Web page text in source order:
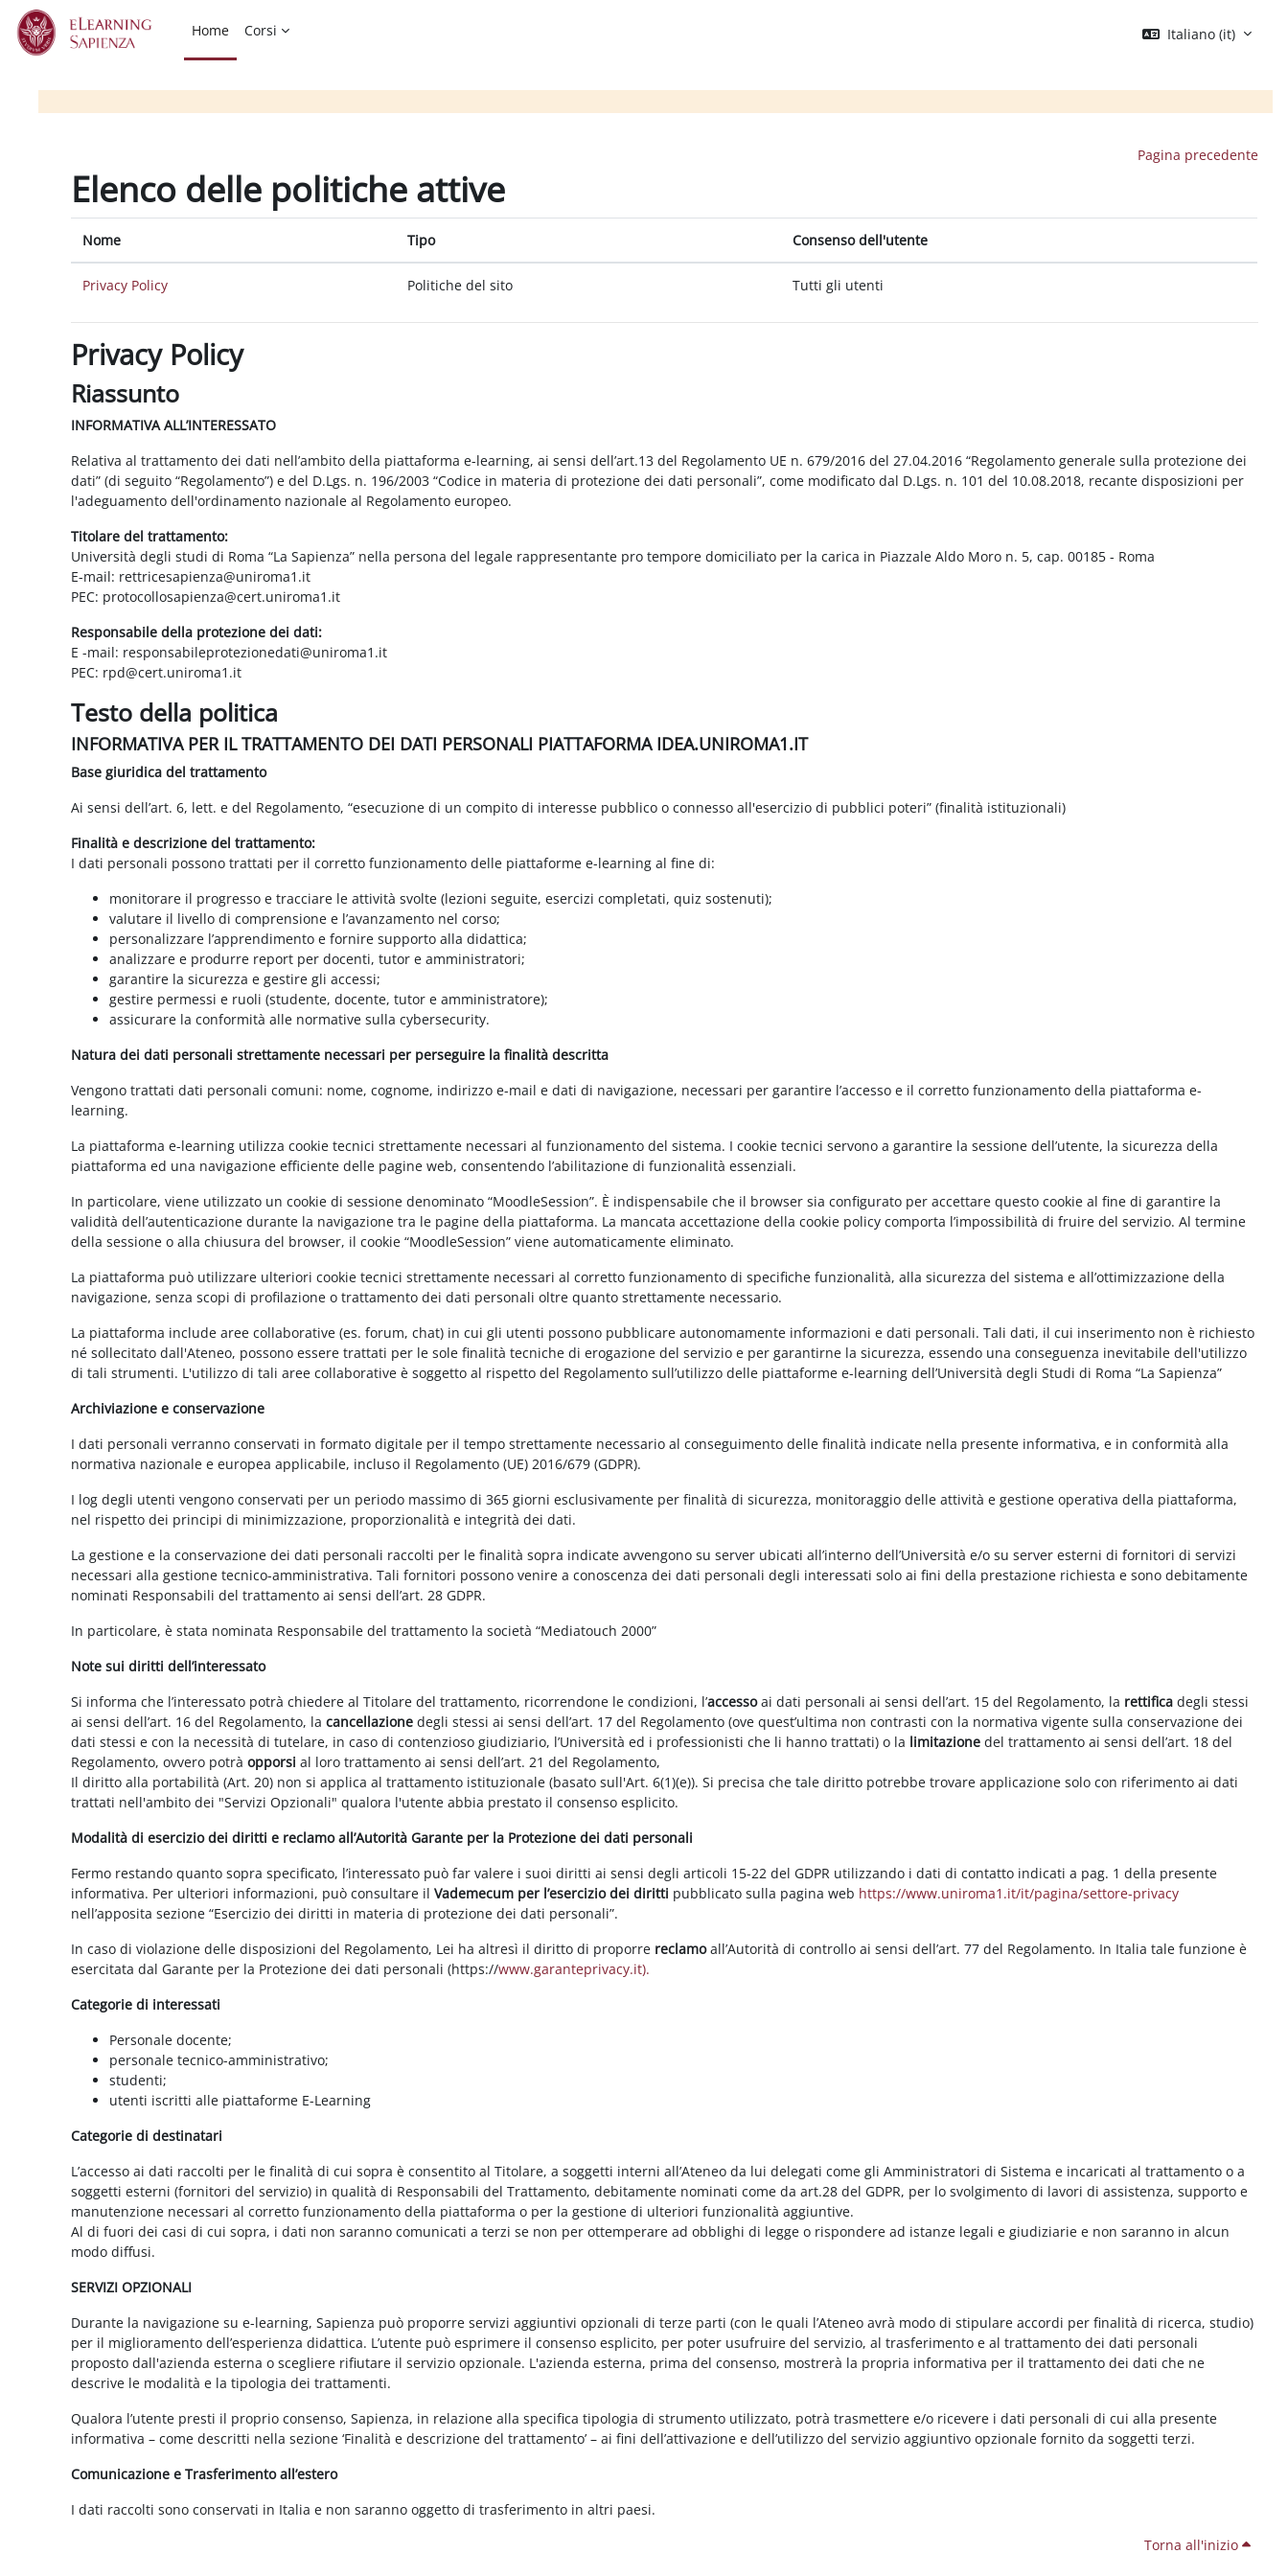
Vai al contenuto principale
Home
Corsi Italiano ‎(it)‎
Pagina precedente
Elenco delle politiche attive
Nome Tipo Consenso dell'utente
Privacy Policy Politiche del sito Tutti gli utenti
Privacy Policy
Riassunto
INFORMATIVA ALL’INTERESSATO
Relativa al trattamento dei dati nell’ambito della piattaforma e-learning, ai sensi dell’art.13 del Regolamento UE n. 679/2016 del 27.04.2016 “Regolamento generale sulla protezione dei
dati” (di seguito “Regolamento”) e del D.Lgs. n. 196/2003 “Codice in materia di protezione dei dati personali”, come modificato dal D.Lgs. n. 101 del 10.08.2018, recante disposizioni per
l'adeguamento dell'ordinamento nazionale al Regolamento europeo.
Titolare del trattamento:
Università degli studi di Roma “La Sapienza” nella persona del legale rappresentante pro tempore domiciliato per la carica in Piazzale Aldo Moro n. 5, cap. 00185 - Roma
E-mail: rettricesapienza@uniroma1.it
PEC: protocollosapienza@cert.uniroma1.it
Responsabile della protezione dei dati:
E -mail: responsabileprotezionedati@uniroma1.it
PEC: rpd@cert.uniroma1.it
Testo della politica
INFORMATIVA PER IL TRATTAMENTO DEI DATI PERSONALI PIATTAFORMA IDEA.UNIROMA1.IT
Base giuridica del trattamento
Ai sensi dell’art. 6, lett. e del Regolamento, “esecuzione di un compito di interesse pubblico o connesso all'esercizio di pubblici poteri” (finalità istituzionali)
Finalità e descrizione del trattamento:
I dati personali possono trattati per il corretto funzionamento delle piattaforme e-learning al fine di:
monitorare il progresso e tracciare le attività svolte (lezioni seguite, esercizi completati, quiz sostenuti);
valutare il livello di comprensione e l’avanzamento nel corso;
personalizzare l’apprendimento e fornire supporto alla didattica;
analizzare e produrre report per docenti, tutor e amministratori;
garantire la sicurezza e gestire gli accessi;
gestire permessi e ruoli (studente, docente, tutor e amministratore);
assicurare la conformità alle normative sulla cybersecurity.
Natura dei dati personali strettamente necessari per perseguire la finalità descritta
Vengono trattati dati personali comuni: nome, cognome, indirizzo e-mail e dati di navigazione, necessari per garantire l’accesso e il corretto funzionamento della piattaforma e-
learning.
La piattaforma e-learning utilizza cookie tecnici strettamente necessari al funzionamento del sistema. I cookie tecnici servono a garantire la sessione dell’utente, la sicurezza della
piattaforma ed una navigazione efficiente delle pagine web, consentendo l’abilitazione di funzionalità essenziali.
In particolare, viene utilizzato un cookie di sessione denominato “MoodleSession”. È indispensabile che il browser sia configurato per accettare questo cookie al fine di garantire la
validità dell’autenticazione durante la navigazione tra le pagine della piattaforma. La mancata accettazione della cookie policy comporta l’impossibilità di fruire del servizio. Al termine
della sessione o alla chiusura del browser, il cookie “MoodleSession” viene automaticamente eliminato.
La piattaforma può utilizzare ulteriori cookie tecnici strettamente necessari al corretto funzionamento di specifiche funzionalità, alla sicurezza del sistema e all’ottimizzazione della
navigazione, senza scopi di profilazione o trattamento dei dati personali oltre quanto strettamente necessario.
La piattaforma include aree collaborative (es. forum, chat) in cui gli utenti possono pubblicare autonomamente informazioni e dati personali. Tali dati, il cui inserimento non è richiesto
né sollecitato dall'Ateneo, possono essere trattati per le sole finalità tecniche di erogazione del servizio e per garantirne la sicurezza, essendo una conseguenza inevitabile dell'utilizzo
di tali strumenti. L'utilizzo di tali aree collaborative è soggetto al rispetto del Regolamento sull’utilizzo delle piattaforme e-learning dell’Università degli Studi di Roma “La Sapienza”
Archiviazione e conservazione
I dati personali verranno conservati in formato digitale per il tempo strettamente necessario al conseguimento delle finalità indicate nella presente informativa, e in conformità alla
normativa nazionale e europea applicabile, incluso il Regolamento (UE) 2016/679 (GDPR).
I log degli utenti vengono conservati per un periodo massimo di 365 giorni esclusivamente per finalità di sicurezza, monitoraggio delle attività e gestione operativa della piattaforma,
nel rispetto dei principi di minimizzazione, proporzionalità e integrità dei dati.
La gestione e la conservazione dei dati personali raccolti per le finalità sopra indicate avvengono su server ubicati all’interno dell’Università e/o su server esterni di fornitori di servizi
necessari alla gestione tecnico-amministrativa. Tali fornitori possono venire a conoscenza dei dati personali degli interessati solo ai fini della prestazione richiesta e sono debitamente
nominati Responsabili del trattamento ai sensi dell’art. 28 GDPR.
In particolare, è stata nominata Responsabile del trattamento la società “Mediatouch 2000”
Note sui diritti dell’interessato
Si informa che l’interessato potrà chiedere al Titolare del trattamento, ricorrendone le condizioni, l’accessoai dati personali ai sensi dell’art. 15 del Regolamento, la rettificadegli stessi
ai sensi dell’art. 16 del Regolamento, lacancellazione degli stessi ai sensi dell’art. 17 del Regolamento (ove quest’ultima non contrasti con la normativa vigente sulla conservazione dei
dati stessi e con la necessità di tutelare, in caso di contenzioso giudiziario, l’Università ed i professionisti che li hanno trattati) o la limitazione del trattamento ai sensi dell’art. 18 del
Regolamento, ovvero potràopporsi al loro trattamento ai sensi dell’art. 21 del Regolamento,
Il diritto alla portabilità (Art. 20) non si applica al trattamento istituzionale (basato sull'Art. 6(1)(e)). Si precisa che tale diritto potrebbe trovare applicazione solo con riferimento ai dati
trattati nell'ambito dei "Servizi Opzionali" qualora l'utente abbia prestato il consenso esplicito.
Modalità di esercizio dei diritti e reclamo all’Autorità Garante per la Protezione dei dati personali
Fermo restando quanto sopra specificato, l’interessato può far valere i suoi diritti ai sensi degli articoli 15-22 del GDPR utilizzando i dati di contatto indicati a pag. 1 della presente
informativa. Per ulteriori informazioni, può consultare ilVademecum per l’esercizio dei diritti pubblicato sulla pagina web https://www.uniroma1.it/it/pagina/settore-privacy
nell’apposita sezione “Esercizio dei diritti in materia di protezione dei dati personali”.
In caso di violazione delle disposizioni del Regolamento, Lei ha altresì il diritto di proporre reclamoall’Autorità di controllo ai sensi dell’art. 77 del Regolamento. In Italia tale funzione è
esercitata dal Garante per la Protezione dei dati personali (https://www.garanteprivacy.it).
Categorie di interessati
Personale docente;
personale tecnico-amministrativo;
studenti;
utenti iscritti alle piattaforme E-Learning
Categorie di destinatari
L’accesso ai dati raccolti per le finalità di cui sopra è consentito al Titolare, a soggetti interni all’Ateneo da lui delegati come gli Amministratori di Sistema e incaricati al trattamento o a
soggetti esterni (fornitori del servizio) in qualità di Responsabili del Trattamento, debitamente nominati come da art.28 del GDPR, per lo svolgimento di lavori di assistenza, supporto e
manutenzione necessari al corretto funzionamento della piattaforma o per la gestione di ulteriori funzionalità aggiuntive.
Al di fuori dei casi di cui sopra, i dati non saranno comunicati a terzi se non per ottemperare ad obblighi di legge o rispondere ad istanze legali e giudiziarie e non saranno in alcun
modo diffusi.
SERVIZI OPZIONALI
Durante la navigazione su e-learning, Sapienza può proporre servizi aggiuntivi opzionali di terze parti (con le quali l’Ateneo avrà modo di stipulare accordi per finalità di ricerca, studio)
per il miglioramento dell’esperienza didattica. L’utente può esprimere il consenso esplicito, per poter usufruire del servizio, al trasferimento e al trattamento dei dati personali
proposto dall'azienda esterna o scegliere rifiutare il servizio opzionale. L'azienda esterna, prima del consenso, mostrerà la propria informativa per il trattamento dei dati che ne
descrive le modalità e la tipologia dei trattamenti.
Qualora l’utente presti il proprio consenso, Sapienza, in relazione alla specifica tipologia di strumento utilizzato, potrà trasmettere e/o ricevere i dati personali di cui alla presente
informativa – come descritti nella sezione ‘Finalità e descrizione del trattamento’ – ai fini dell’attivazione e dell’utilizzo del servizio aggiuntivo opzionale fornito da soggetti terzi.
Comunicazione e Trasferimento all’estero
I dati raccolti sono conservati in Italia e non saranno oggetto di trasferimento in altri paesi.
Torna all'inizio